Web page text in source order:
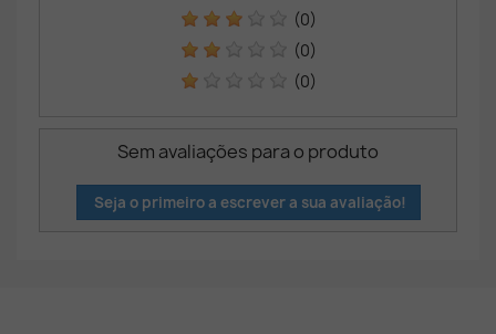
(0)
(0)
(0)
Sem avaliações para o produto
Seja o primeiro a escrever a sua avaliação!